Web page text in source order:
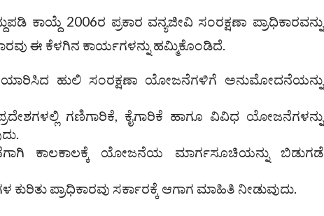
ಕಾಯ್ದೆ 2006ರ ಪ್ರಕಾರ ವನ್ಯಜೀವಿ ಸಂರಕ್ಷಣಾ ಪ್ರಾಧಿಕಾರವನ್ನು
ಈ ಕೆಳಗಿನ ಕಾರ್ಯಗಳನ್ನು ಹಮ್ಮಿಕೊಂಡಿದೆ.
ತಯಾರಿಸಿದ ಹುಲಿ ಸಂರಕ್ಷಣಾ ಯೋಜನೆಗಳಿಗೆ ಅನುಮೋದನೆಯನ್ನು
ಗಣಿಗಾರಿಕೆ, ಕೈಗಾರಿಕೆ ಹಾಗೂ ವಿವಿಧ ಯೋಜನೆಗಳನ್ನು
ಕಾಲಕಾಲಕ್ಕೆ ಯೋಜನೆಯ ಮಾರ್ಗಸೂಚಿಯನ್ನು ಬಿಡುಗಡೆ
ಪ್ರಾಧಿಕಾರವು ಸರ್ಕಾರಕ್ಕೆ ಆಗಾಗ ಮಾಹಿತಿ ನೀಡುವುದು.